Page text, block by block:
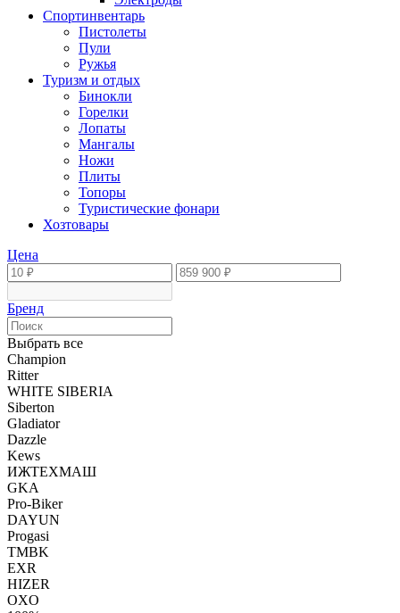
Спортинвентарь
Пистолеты
Пули
Ружья
Туризм и отдых
Бинокли
Горелки
Лопаты
Мангалы
Ножи
Плиты
Топоры
Туристические фонари
Хозтовары
Цена
Бренд
Выбрать все
Champion
Ritter
WHITE SIBERIA
Siberton
Gladiator
Dazzle
Kews
ИЖТЕХМАШ
GKA
Pro-Biker
DAYUN
Progasi
TMBK
EXR
HIZER
OXO